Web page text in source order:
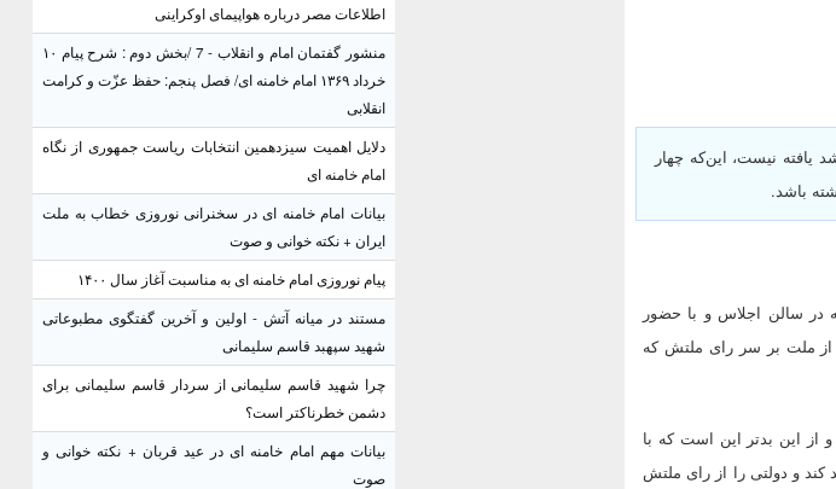
نیست، این‌که چهار
سالن اجلاس و با حضور
از ملت بر سر رای ملتش که
این بدتر این است که با
کند و دولتی را از رای ملتش
اطلاعات مصر درباره هواپیمای اوکراینی
منشور گفتمان امام و انقلاب - 7 /بخش دوم : شرح پیام ۱۰
خرداد ۱۳۶۹ امام خامنه ای/ فصل پنجم: حفظ عزّت و کرامت
انقلابی
دلایل اهمیت سیزدهمین انتخابات ریاست جمهوری از نگاه
امام خامنه ای
بیانات امام خامنه ای در سخنرانی نوروزی خطاب به ملت
ایران + نکته خوانی و صوت
پیام نوروزی امام خامنه ای به مناسبت آغاز سال ۱۴۰۰
مستند در میانه آتش - اولین و آخرین گفتگوی مطبوعاتی
شهید سپهبد قاسم سلیمانی
چرا شهید قاسم سلیمانی از سردار قاسم سلیمانی برای
دشمن خطرناکتر است؟
بیانات مهم امام خامنه ای در عید قربان + نکته خوانی و
صوت